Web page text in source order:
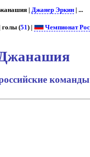
| Джанер Эркин| ...
голы (51) | Чемпионат
команды